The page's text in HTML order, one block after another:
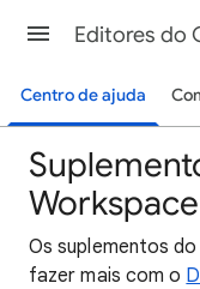
Centro de ajuda
Workspace
Os suplementos
fazer mais com o